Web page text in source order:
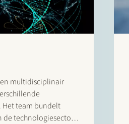
multidisciplinair
Het team bundelt
de technologiesector